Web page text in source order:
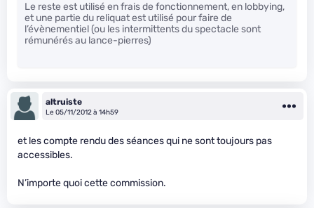
Le reste est utilisé en frais de fonctionnement, en lobbying,
et une partie du reliquat est utilisé pour faire de
l’évènementiel (ou les intermittents du spectacle sont
rémunérés au lance-pierres)
altruiste
Le 05/11/2012 à 14h59
et les compte rendu des séances qui ne sont toujours pas
accessibles.
N’importe quoi cette commission.